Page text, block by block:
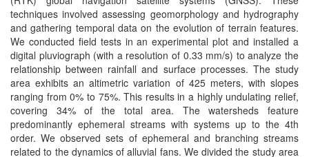
techniques involved assessing geomorphology and hydrography
and gathering temporal data on the evolution of terrain features.
We conducted field tests in an experimental plot and installed a
digital pluviograph (with a resolution of 0.33 mm/s) to analyze the
relationship between rainfall and surface processes. The study
area exhibits an altimetric variation of 425 meters, with slopes
ranging from 0% to 75%. This results in a highly undulating relief,
covering 34% of the total area. The watersheds feature
predominantly ephemeral streams with systems up to the 4th
order. We observed sets of ephemeral and branching streams
related to the dynamics of alluvial fans. We divided the study area